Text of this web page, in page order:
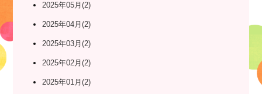
2025年05月(2)
2025年04月(2)
2025年03月(2)
2025年02月(2)
2025年01月(2)